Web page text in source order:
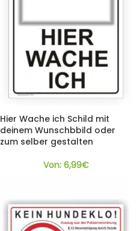
Hier Wache ich Schild mit
deinem Wunschbbild oder
zum selber gestalten
Von: 6,99€